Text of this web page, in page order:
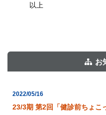
以上
お
2022/05/16
23/3期 第2回「健診前ちょこ